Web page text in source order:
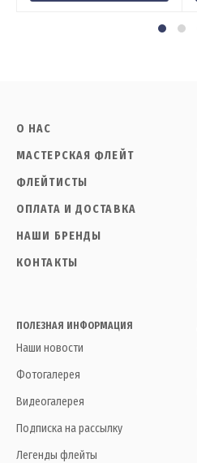
О НАС
МАСТЕРСКАЯ ФЛЕЙТ
ФЛЕЙТИСТЫ
ОПЛАТА И ДОСТАВКА
НАШИ БРЕНДЫ
КОНТАКТЫ
ПОЛЕЗНАЯ ИНФОРМАЦИЯ
Наши новости
Фотогалерея
Видеогалерея
Подписка на рассылку
Легенды флейты